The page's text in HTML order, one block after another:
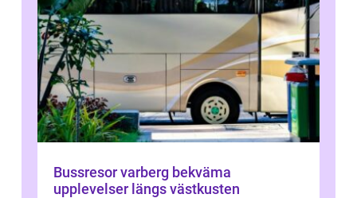
Bussresor varberg bekväma
upplevelser längs västkusten